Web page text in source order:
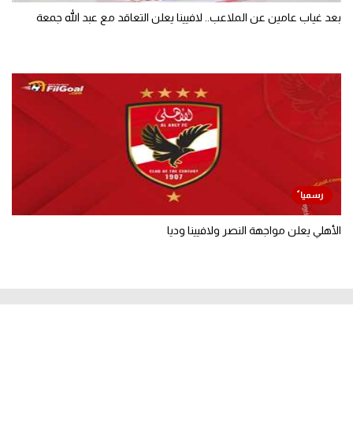
بعد غياب عامين عن الملاعب.. لافيينا يعلن التعاقد مع عبد الله جمعة
الأهلي يعلن مواجهة النصر ولافيينا وديا